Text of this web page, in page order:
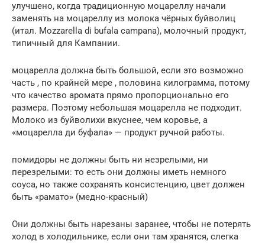
улучшено, когда традиционную моцареллу начали
заменять на моцареллу из молока чёрных буйволиц
(итал. Mozzarella di bufala campana), молочный продукт,
типичный для Кампании.
моцарелла должна быть большой, если это возможно
часть , по крайней мере , половина килограмма, потому
что качество аромата прямо пропорционально его
размера. Поэтому небольшая моцарелла не подходит.
Молоко из буйволихи вкуснее, чем коровье, а
«моцарелла ди буфала» — продукт ручной работы.
помидоры не должны быть ни незрелыми, ни
перезрелыми: то есть они должны иметь немного
соуса, но также сохранять консистенцию, цвет должен
быть «рамато» (медно-красный)
Они должны быть нарезаны заранее, чтобы не потерять
холод в холодильнике, если они там хранятся, слегка